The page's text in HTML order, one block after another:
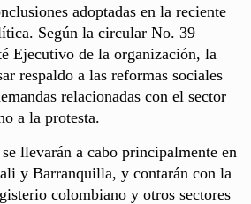
adoptadas en la reciente
Según la circular No. 39
Ejecutivo de la organización, la
respaldo a las reformas sociales
relacionadas con el sector
a la protesta.
llevarán a cabo principalmente en
y Barranquilla, y contarán con la
colombiano y otros sectores